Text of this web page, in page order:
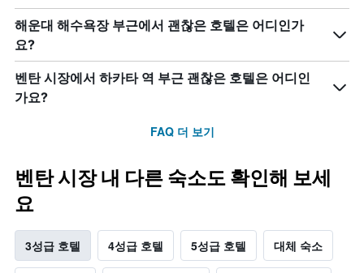
해운대 해수욕장 부근에서 괜찮은 호텔은 어디인가
요?
벤탄 시장에서 하카타 역 부근 괜찮은 호텔은 어디인
가요?
FAQ 더 보기
벤탄 시장 내 다른 숙소도 확인해 보세
요
3성급 호텔 4성급 호텔 5성급 호텔 대체 숙소